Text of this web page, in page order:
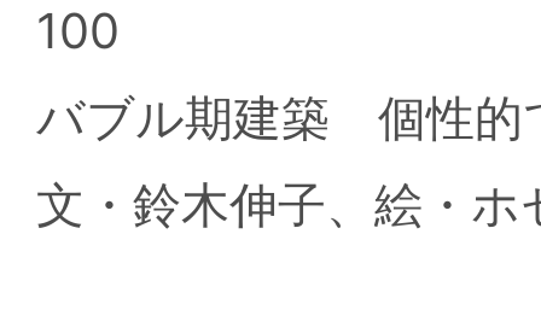
100
バブル期建築 個性
文・鈴木伸子、絵・